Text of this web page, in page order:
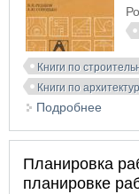
Книги по
Книги по
Подробнее
Планировка
планировке